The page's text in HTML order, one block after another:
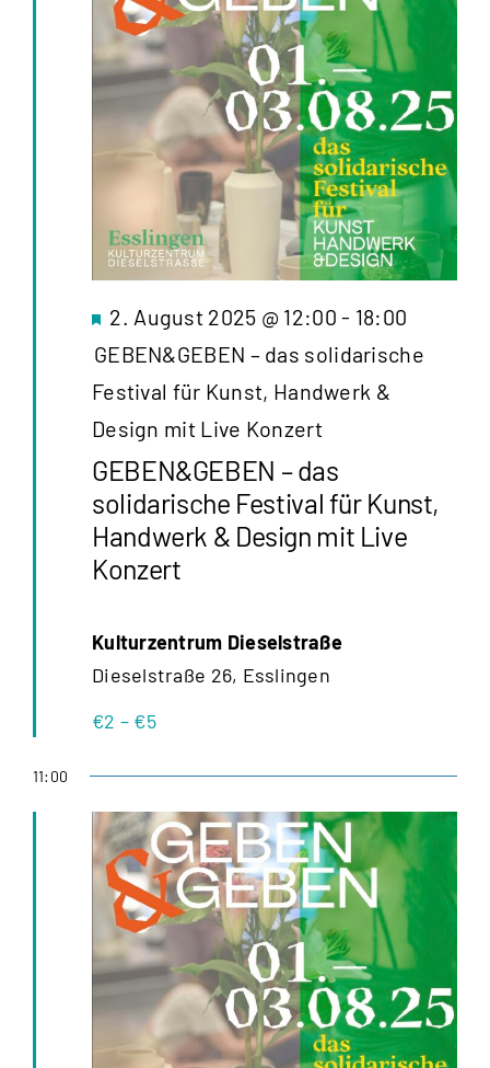
GEBEN&GEBEN – das
solidarische Festival für Kunst,
Handwerk & Design mit Live
Konzert
Hervorgehoben
2. August 2025 @ 12:00 - 18:00
GEBEN&GEBEN – das solidarische
Festival für Kunst, Handwerk &
Design mit Live Konzert
Kulturzentrum Dieselstraße
Dieselstraße 26, Esslingen
€2 – €5
11:00